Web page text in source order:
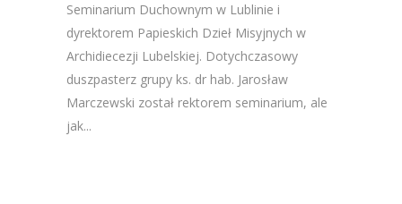
Seminarium Duchownym w Lublinie i
dyrektorem Papieskich Dzieł Misyjnych w
Archidiecezji Lubelskiej. Dotychczasowy
duszpasterz grupy ks. dr hab. Jarosław
Marczewski został rektorem seminarium, ale
jak...